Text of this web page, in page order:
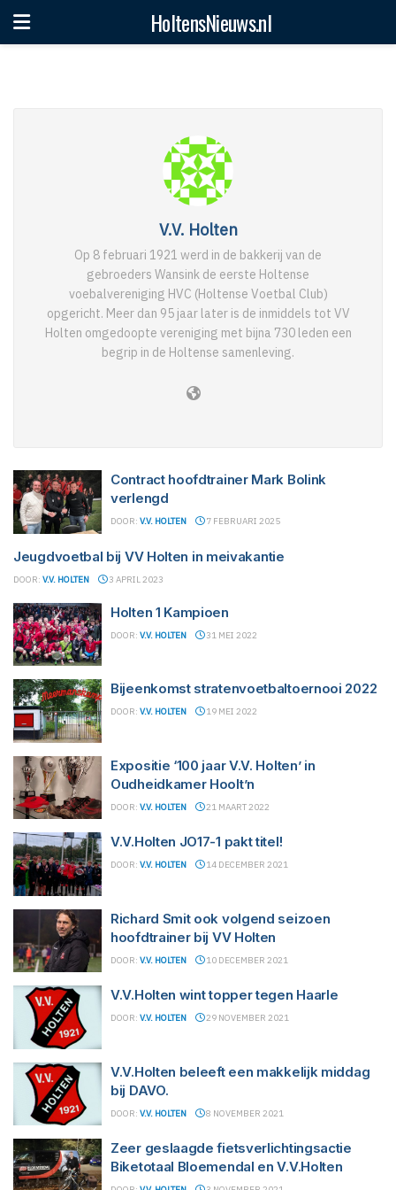
HoltensNieuws.nl
V.V. Holten
Op 8 februari 1921 werd in de bakkerij van de
gebroeders Wansink de eerste Holtense
voebalvereniging HVC (Holtense Voetbal Club)
opgericht. Meer dan 95 jaar later is de inmiddels tot VV
Holten omgedoopte vereniging met bijna 730 leden een
begrip in de Holtense samenleving.
Contract hoofdtrainer Mark Bolink
verlengd
DOOR: V.V. HOLTEN 7 FEBRUARI 2025
Jeugdvoetbal bij VV Holten in meivakantie
DOOR: V.V. HOLTEN 3 APRIL 2023
Holten 1 Kampioen
DOOR: V.V. HOLTEN 31 MEI 2022
Bijeenkomst stratenvoetbaltoernooi 2022
DOOR: V.V. HOLTEN 19 MEI 2022
Expositie ‘100 jaar V.V. Holten’ in
Oudheidkamer Hoolt’n
DOOR: V.V. HOLTEN 21 MAART 2022
V.V.Holten JO17-1 pakt titel!
DOOR: V.V. HOLTEN 14 DECEMBER 2021
Richard Smit ook volgend seizoen
hoofdtrainer bij VV Holten
DOOR: V.V. HOLTEN 10 DECEMBER 2021
V.V.Holten wint topper tegen Haarle
DOOR: V.V. HOLTEN 29 NOVEMBER 2021
V.V.Holten beleeft een makkelijk middag
bij DAVO.
DOOR: V.V. HOLTEN 8 NOVEMBER 2021
Zeer geslaagde fietsverlichtingsactie
Biketotaal Bloemendal en V.V.Holten